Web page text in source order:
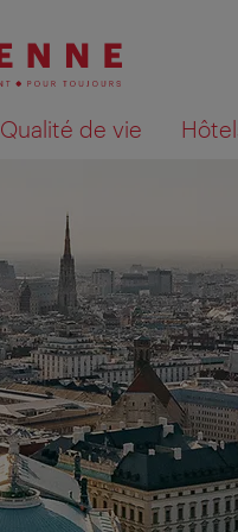
Qualité de vie